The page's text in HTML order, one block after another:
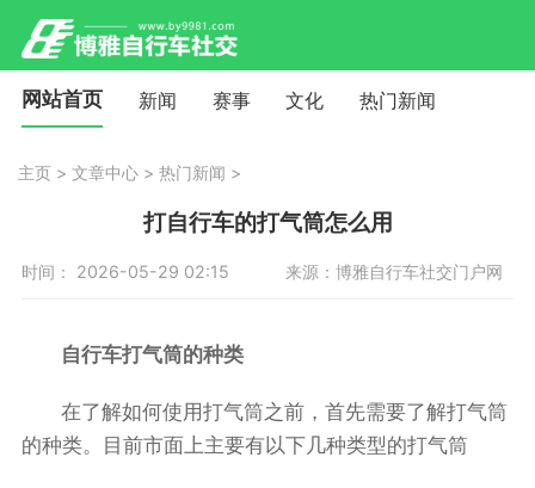
网站首页 新闻 赛事 文化 热门新闻
主页 > 文章中心 > 热门新闻 >
打自行车的打气筒怎么用
时间： 2026-05-29 02:15 来源：博雅自行车社交门户网
自行车打气筒的种类
在了解如何使用打气筒之前，首先需要了解打气筒
的种类。目前市面上主要有以下几种类型的打气筒